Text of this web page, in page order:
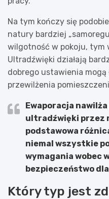
Na tym kończy się
natury bardziej
wilgotność w pokoju, tym
Ultradźwięki działają
dobrego ustawienia
przewilżenia
Ewaporacja
ultradźwięki przez
podstawowa
niemal wszystkie
wymagania wobec
bezpieczeństwo
Który typ jest